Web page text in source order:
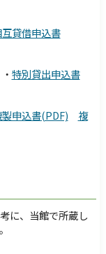
貸借申込書
特別貸出申込書
製申込書(PDF)
複
に、当館で所蔵し